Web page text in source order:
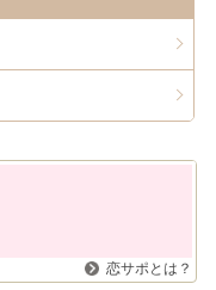
恋サポとは？